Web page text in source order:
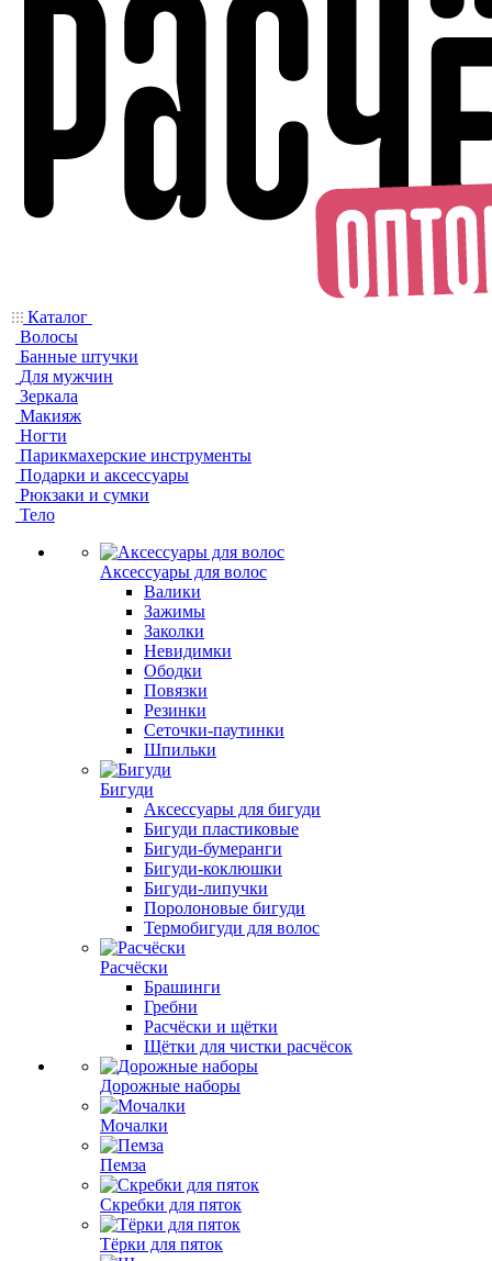
Каталог
Волосы
Банные штучки
Для мужчин
Зеркала
Макияж
Ногти
Парикмахерские инструменты
Подарки и аксессуары
Рюкзаки и сумки
Тело
Аксессуары для волос
Валики
Зажимы
Заколки
Невидимки
Ободки
Повязки
Резинки
Сеточки-паутинки
Шпильки
Бигуди
Аксессуары для бигуди
Бигуди пластиковые
Бигуди-бумеранги
Бигуди-коклюшки
Бигуди-липучки
Поролоновые бигуди
Термобигуди для волос
Расчёски
Брашинги
Гребни
Расчёски и щётки
Щётки для чистки расчёсок
Дорожные наборы
Мочалки
Пемза
Скребки для пяток
Тёрки для пяток